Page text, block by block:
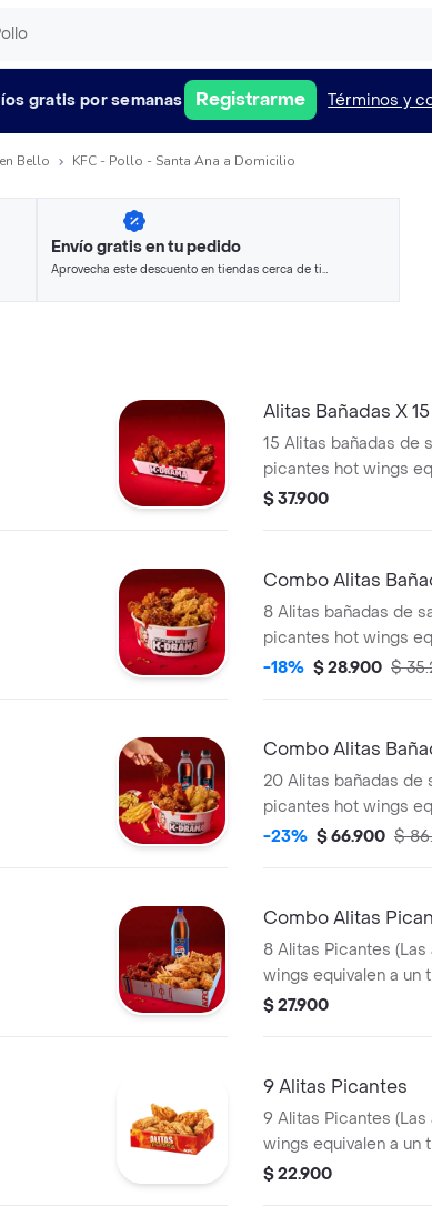
gratis por semanas Registrarme Términos y
Bello KFC - Pollo - Santa Ana a Domicilio
Envío gratis en tu pedido
Aprovecha este descuento en tiendas cerca de ti
Alitas Bañadas X 15
15 Alitas bañadas de
picantes hot wings
de ala)
$ 37.900
Combo Alitas
8 Alitas bañadas de
picantes hot wings
de ala) + 1 Papa
-18% $ 28.900 $
Combo Alitas
20 Alitas bañadas de
picantes hot wings
de ala) + 3 Papa
-23% $ 66.900 $
Combo Alitas
8 Alitas Picantes
wings equivalen a un
Papa Pequeña + 1
$ 27.900
9 Alitas Picantes
9 Alitas Picantes
wings equivalen a un
$ 22.900